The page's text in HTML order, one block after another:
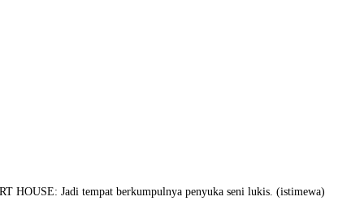
HOUSE: Jadi tempat berkumpulnya penyuka seni lukis. (istimewa)